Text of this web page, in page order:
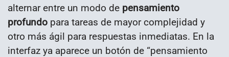
alternar entre un modo de pensamiento
profundo para tareas de mayor complejidad y
otro más ágil para respuestas inmediatas. En la
interfaz ya aparece un botón de “pensamiento